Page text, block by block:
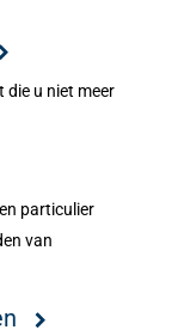
die u niet meer
particulier
van